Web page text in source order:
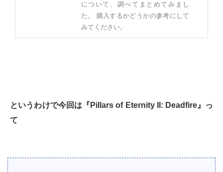
について、調べてまとめてみまし
た。 購入するかどうかの参考にして
みてください。
というわけで今回は『Pillars of Eternity II: Deadfire』っ
て